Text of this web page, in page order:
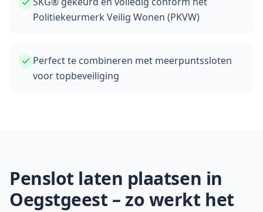
Politiekeurmerk Veilig Wonen (PKVW)
Perfect te combineren met meerpuntssloten
voor topbeveiliging
Penslot laten plaatsen in
Oegstgeest – zo werkt het